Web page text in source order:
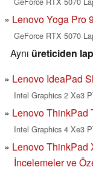
Lenovo Yoga Pro
GeForce RTX 5070
Aynı üreticiden
Lenovo IdeaPad
Intel Graphics 2 Xe3
Lenovo ThinkPad
Intel Graphics 4 Xe3
Lenovo ThinkPad
İncelemeler ve